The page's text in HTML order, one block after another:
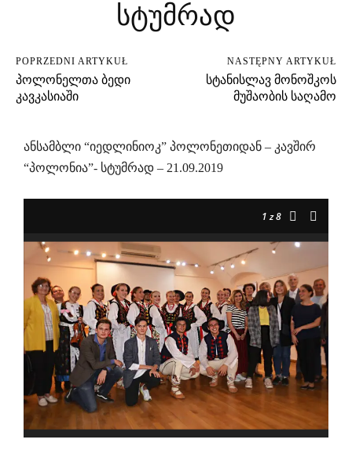
სტუმრად
POPRZEDNI ARTYKUŁ
პოლონელთა ბედი
კავკასიაში
NASTĘPNY ARTYKUŁ
სტანისლავ მონოშკოს
მუშაობის საღამო
ანსამბლი “იედლინიოკ” პოლონეთიდან – კავშირ
“პოლონია”- სტუმრად – 21.09.2019
1z 8